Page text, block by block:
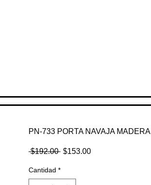
PN-733 PORTA NAVAJA MADERA
$192.00 Precio
$153.00Precio
Cantidad *